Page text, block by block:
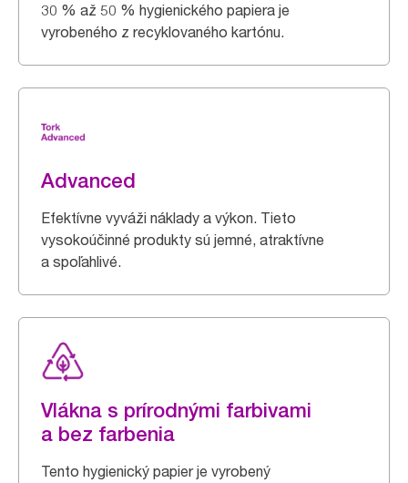
30 % až 50 % hygienického papiera je
vyrobeného z recyklovaného kartónu.
Advanced
Efektívne vyváži náklady a výkon. Tieto
vysokoúčinné produkty sú jemné, atraktívne
a spoľahlivé.
Vlákna s prírodnými farbivami
a bez farbenia
Tento hygienický papier je vyrobený